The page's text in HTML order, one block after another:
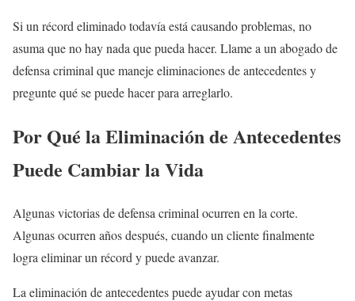
Si un récord eliminado todavía está causando problemas, no
asuma que no hay nada que pueda hacer. Llame a un abogado de
defensa criminal que maneje eliminaciones de antecedentes y
pregunte qué se puede hacer para arreglarlo.
Por Qué la Eliminación de Antecedentes
Puede Cambiar la Vida
Algunas victorias de defensa criminal ocurren en la corte.
Algunas ocurren años después, cuando un cliente finalmente
logra eliminar un récord y puede avanzar.
La eliminación de antecedentes puede ayudar con metas